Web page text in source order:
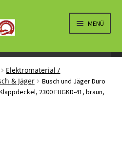
MENÜ
ÖFFNEN
ÖFFNEN
Elektromaterial /
& Jäger
Busch und Jäger Duro
2300 EUGKD-41, braun,